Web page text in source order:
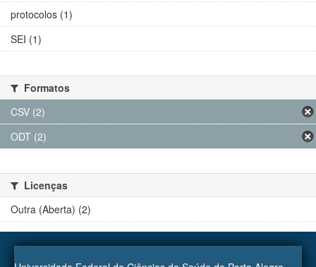
protocolos (1)
SEI (1)
Formatos
CSV (2)
ODT (2)
Licenças
Outra (Aberta) (2)